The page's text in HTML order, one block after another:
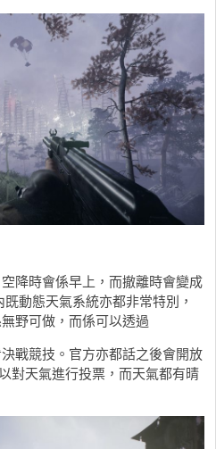
降時會係早上，而撤離時會變成
動態天氣系統亦都非常特別，
野可做，而係可以透過
戰競技。官方亦都話之後會開放
對天氣進行投票，而天氣都有晴